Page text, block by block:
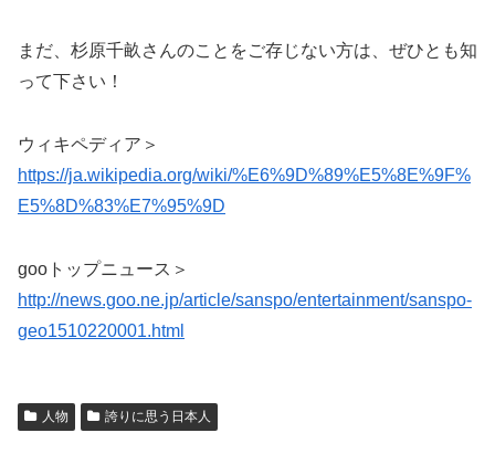
まだ、杉原千畝さんのことをご存じない方は、ぜひとも知
って下さい！
ウィキペディア＞
https://ja.wikipedia.org/wiki/%E6%9D%89%E5%8E%9F%
E5%8D%83%E7%95%9D
gooトップニュース＞
http://news.goo.ne.jp/article/sanspo/entertainment/sanspo-
geo1510220001.html
人物 誇りに思う日本人